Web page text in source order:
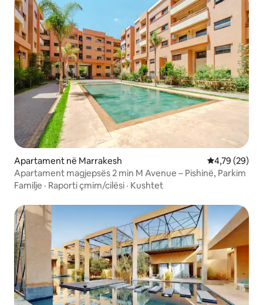
Apartament në Marrakesh Vlerësimi
4,79 (29)
Apartament magjepsës 2 min M Avenue – Pishinë, Parkim
Familje · Raporti çmim/cilësi · Kushtet